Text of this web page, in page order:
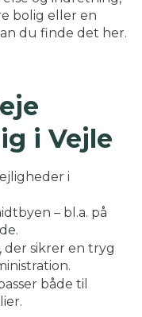
bolig eller en
du finde det her.
i Vejle
i
– bl.a. på
sikrer en tryg
både til